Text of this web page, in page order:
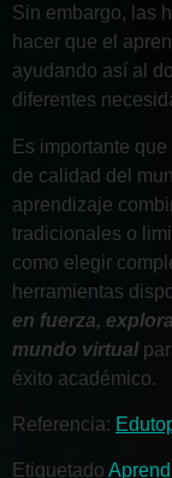
Sin embargo, las
hacer que el
ayudando así al
diferentes
Es importante
de calidad del
aprendizaje
tradicionales o
como elegir
herramientas
en fuerza,
mundo virtual
éxito académico.
Referencia:
Etiquetado